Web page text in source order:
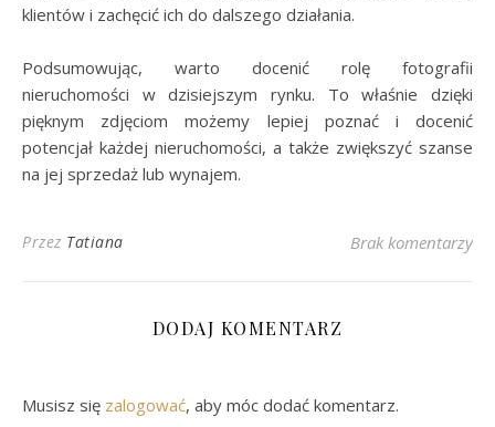
klientów i zachęcić ich do dalszego działania.
Podsumowując, warto docenić rolę fotografii
nieruchomości w dzisiejszym rynku. To właśnie dzięki
pięknym zdjęciom możemy lepiej poznać i docenić
potencjał każdej nieruchomości, a także zwiększyć szanse
na jej sprzedaż lub wynajem.
Przez Tatiana Brak komentarzy
DODAJ KOMENTARZ
Musisz się zalogować, aby móc dodać komentarz.